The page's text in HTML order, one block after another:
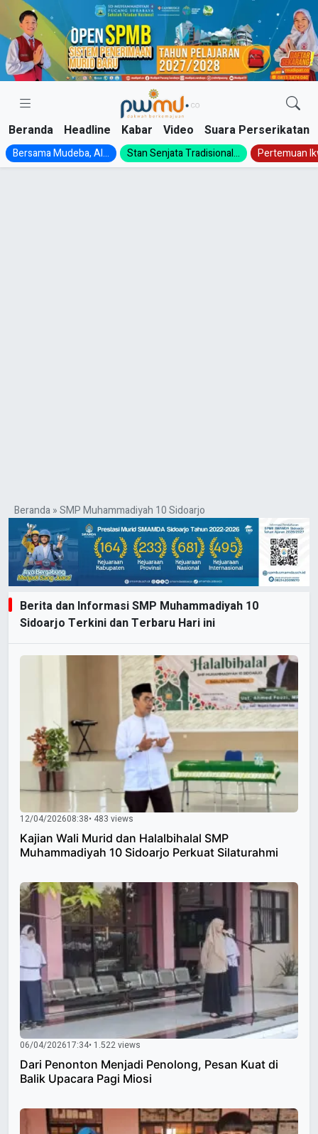
Skip
content
Beranda Headline Kabar Video Suara Perserikatan
Bersama Mudeba, Al... Stan Senjata Tradisional... Pertemuan
Beranda»SMP Muhammadiyah 10 Sidoarjo
Berita dan Informasi SMP Muhammadiyah 10
Sidoarjo Terkini dan Terbaru Hari ini
12/04/202608:38• 483 views
Kajian Wali Murid dan Halalbihalal SMP
Muhammadiyah 10 Sidoarjo Perkuat Silaturahmi
06/04/202617:34• 1.522 views
Dari Penonton Menjadi Penolong, Pesan Kuat di
Balik Upacara Pagi Miosi